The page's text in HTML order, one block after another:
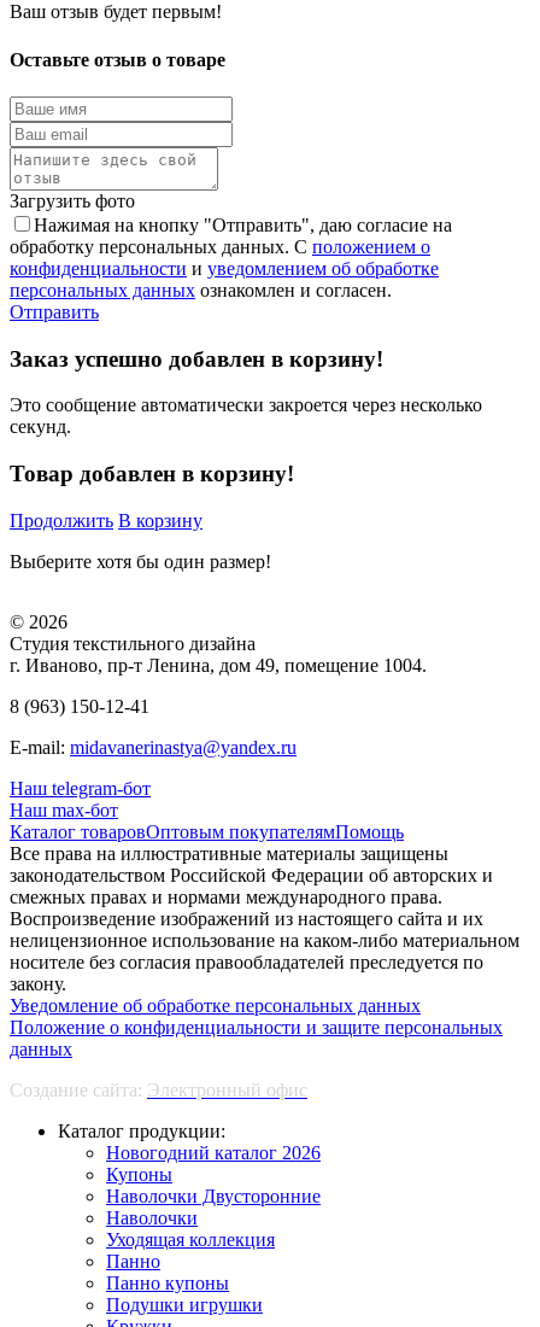
Ваш отзыв будет первым!
Оставьте отзыв о товаре
Загрузить фото
Нажимая на кнопку "Отправить", даю согласие на
обработку персональных данных. С положением о
конфиденциальности и уведомлением об обработке
персональных данных ознакомлен и согласен.
Отправить
Заказ успешно добавлен в корзину!
Это сообщение автоматически закроется через несколько
секунд.
Товар добавлен в корзину!
Продолжить В корзину
Выберите хотя бы один размер!
© 2026
Студия текстильного дизайна
г. Иваново, пр-т Ленина, дом 49, помещение 1004.
8 (963) 150-12-41
E-mail: midavanerinastya@yandex.ru
Наш telegram-бот
Наш max-бот
Каталог товаровОптовым покупателямПомощь
Все права на иллюстративные материалы защищены
законодательством Российской Федерации об авторских и
смежных правах и нормами международного права.
Воспроизведение изображений из настоящего сайта и их
нелицензионное использование на каком-либо материальном
носителе без согласия правообладателей преследуется по
закону.
Уведомление об обработке персональных данных
Положение о конфиденциальности и защите персональных
данных
Создание сайта: Электронный офис
Каталог продукции:
Новогодний каталог 2026
Купоны
Наволочки Двусторонние
Наволочки
Уходящая коллекция
Панно
Панно купоны
Подушки игрушки